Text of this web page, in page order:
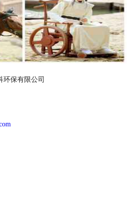
环保有限公司